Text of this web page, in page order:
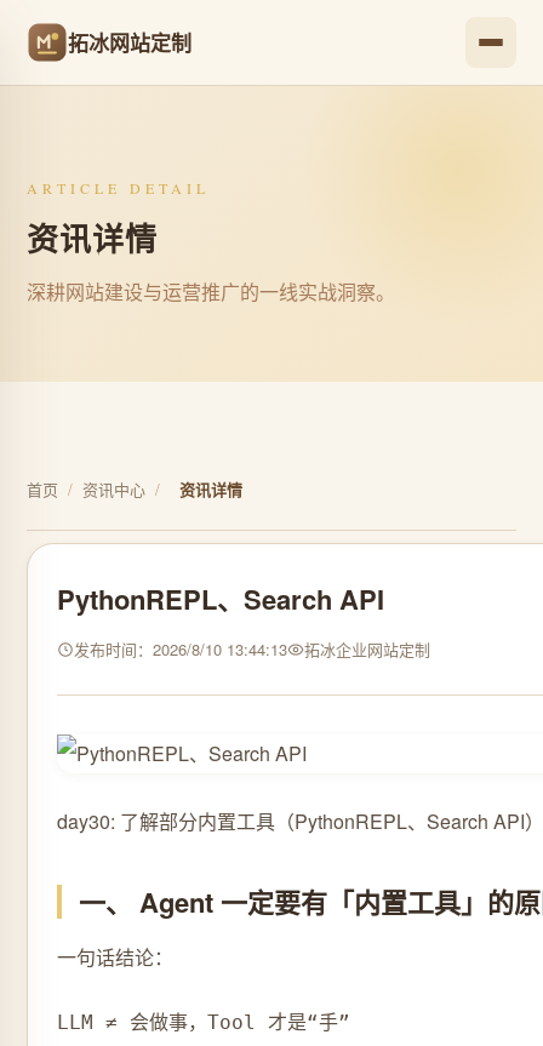
拓冰网站定制
ARTICLE DETAIL
资讯详情
深耕网站建设与运营推广的一线实战洞察。
首页 / 资讯中心 / 资讯详情
PythonREPL、Search API
发布时间：2026/8/10 13:44:13 拓冰企业网站定制
day30: 了解部分内置工具（PythonREPL、Search API
一、 Agent 一定要有「内置工具」的
一句话结论：
LLM ≠ 会做事，Tool 才是“手”